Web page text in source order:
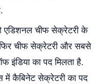
चीफ सेक्रेटरी के
फिर चीफ सेक्रेटरी और सबसे
इंडिया का पद मिलता है.
में कैबिनेट सेक्रेटरी का पद